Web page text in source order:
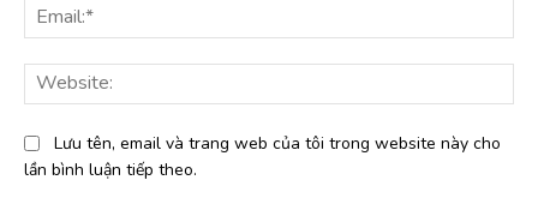
Lưu tên, email và trang web của tôi trong website này cho
lần bình luận tiếp theo.